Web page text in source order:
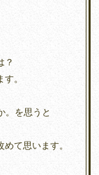
？
。
。を思うと
て思います。